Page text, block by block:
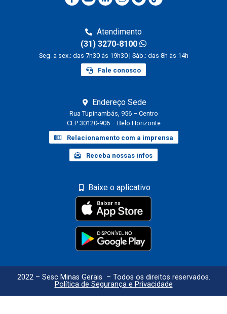
Atendimento
(31) 3270-8100
Seg. a sex.: das 7h30 às 19h30 | Sáb.: das 8h às 14h
Fale conosco
Endereço Sede
Rua Tupinambás, 956 – Centro
CEP 30120-906 – Belo Horizonte
Relacionamento com a imprensa
Receba nossas infos
Baixe o aplicativo
2022 – Sesc Minas Gerais – Todos os direitos reservados.
Política de Segurança e Privacidade